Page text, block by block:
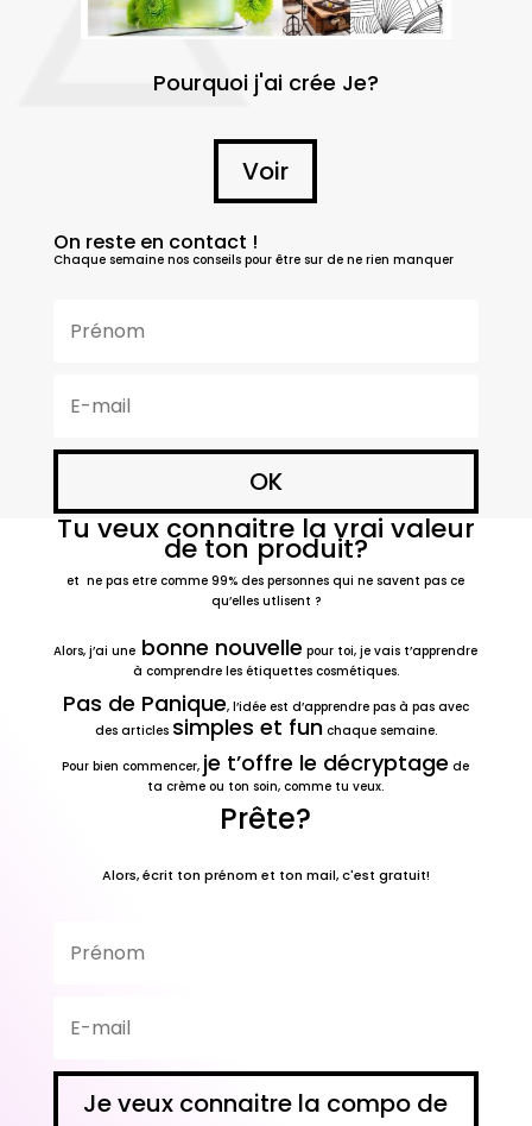
Pourquoi j'ai crée Je?
Voir
On reste en contact !
Chaque semaine nos conseils pour être sur de ne rien manquer
OK
Tu veux connaitre la vrai valeur
de ton produit?
et ne pas etre comme 99% des personnes qui ne savent pas ce
qu’elles utlisent ?
Alors, j’ai une bonne nouvelle pour toi, je vais t’apprendre
à comprendre les étiquettes cosmétiques.
Pas de Panique, l’idée est d’apprendre pas à pas avec
des articles simples et funchaque semaine.
Pour bien commencer, je t’offre le décryptage de
ta crème ou ton soin, comme tu veux.
Prête?
Alors, écrit ton prénom et ton mail, c'est gratuit!
Je veux connaitre la compo de